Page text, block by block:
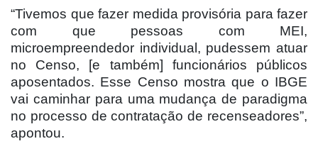
“Tivemos que fazer medida provisória para fazer
com que pessoas com MEI,
microempreendedor individual, pudessem atuar
no Censo, [e também] funcionários públicos
aposentados. Esse Censo mostra que o IBGE
vai caminhar para uma mudança de paradigma
no processo de contratação de recenseadores”,
apontou.